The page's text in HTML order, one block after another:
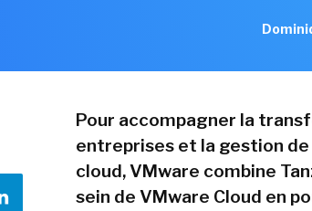
Pour accompagner la
entreprises et la gestion
cloud, VMware combine
sein de VMware Cloud en